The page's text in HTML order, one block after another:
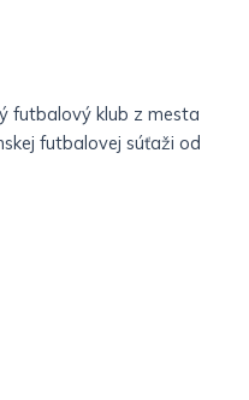
futbalový klub z mesta
futbalovej súťaži od